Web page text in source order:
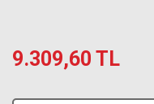
9.309,60 TL